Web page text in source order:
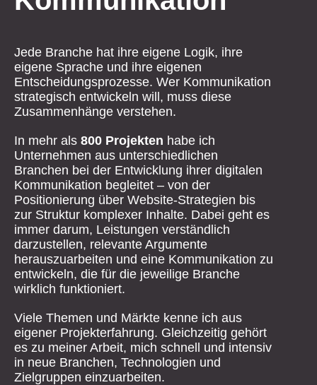
Jede Branche hat ihre eigene Logik, ihre
eigene Sprache und ihre eigenen
Entscheidungsprozesse. Wer Kommunikation
strategisch entwickeln will, muss diese
Zusammenhänge verstehen.
In mehr als 800 Projekten habe ich
Unternehmen aus unterschiedlichen
Branchen bei der Entwicklung ihrer digitalen
Kommunikation begleitet – von der
Positionierung über Website-Strategien bis
zur Struktur komplexer Inhalte. Dabei geht es
immer darum, Leistungen verständlich
darzustellen, relevante Argumente
herauszuarbeiten und eine Kommunikation zu
entwickeln, die für die jeweilige Branche
wirklich funktioniert.
Viele Themen und Märkte kenne ich aus
eigener Projekterfahrung. Gleichzeitig gehört
es zu meiner Arbeit, mich schnell und intensiv
in neue Branchen, Technologien und
Zielgruppen einzuarbeiten.